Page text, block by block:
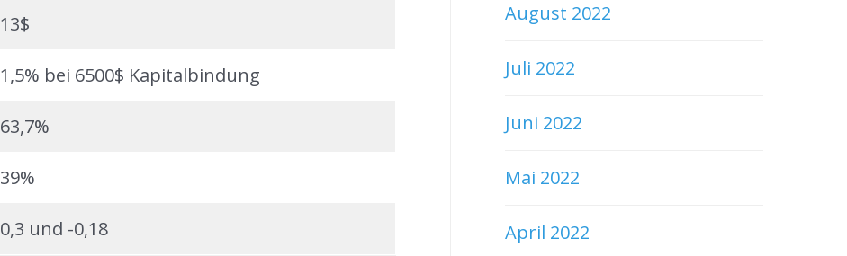
13$
1,5% bei 6500$ Kapitalbindung
63,7%
39%
0,3 und -0,18
August 2022
Juli 2022
Juni 2022
Mai 2022
April 2022